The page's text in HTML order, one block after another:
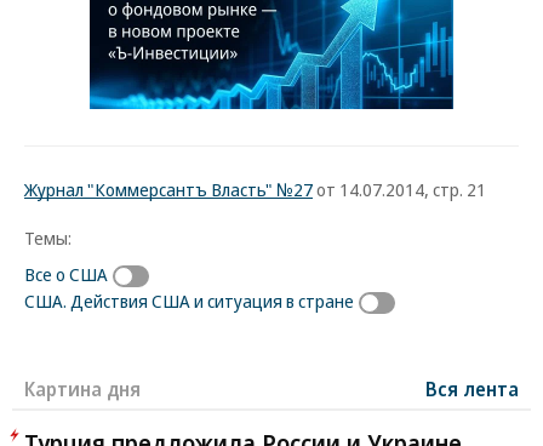
Журнал "Коммерсантъ Власть" №27от 14.07.2014, стр. 21
Темы:
Все о США
США. Действия США и ситуация в стране
Картина дня Вся лента